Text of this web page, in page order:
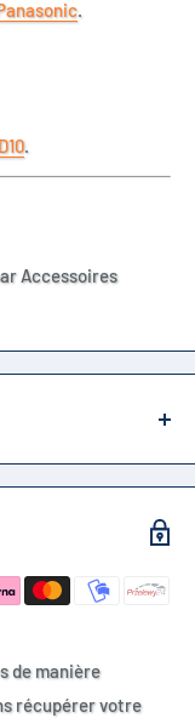
.
.
Accessoires
de manière
récupérer votre